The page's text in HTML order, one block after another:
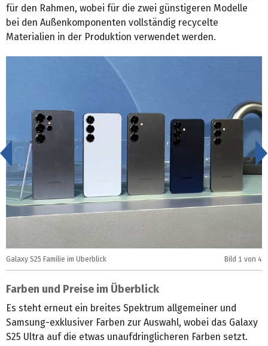
für den Rahmen, wobei für die zwei günstigeren Modelle
bei den Außenkomponenten vollständig recycelte
Materialien in der Produktion verwendet werden.
Galaxy S25 Familie im Überblick Bild 1 von 4
<
Farben und Preise im Überblick
Es steht erneut ein breites Spektrum allgemeiner und
Samsung-exklusiver Farben zur Auswahl, wobei das Galaxy
S25 Ultra auf die etwas unaufdringlicheren Farben setzt.